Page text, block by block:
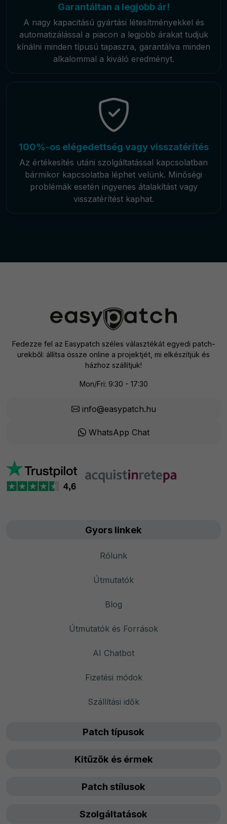
Garantáltan a legjobb ár!
A nagy kapacitású gyártási létesítményekkel és
automatizálással a piacon a legjobb árakat tudjuk
kínálni minden típusú tapaszra, garantálva minden
alkalommal a kiváló eredményt.
100%-os elégedettség vagy visszatérítés
Az értékesítés utáni szolgáltatással kapcsolatban
bármikor kapcsolatba léphet velünk. Minőségi
problémák esetén ingyenes átalakítást vagy
visszatérítést kaphat.
Fedezze fel az Easypatch széles választékát egyedi patch-
urekből: állítsa össze online a projektjét, mi elkészítjük és
házhoz szállítjuk!
Mon/Fri: 9:30 - 17:30
info@easypatch.hu
WhatsApp Chat
Gyors linkek
Rólunk
Útmutatók
Blog
Útmutatók és Források
AI Chatbot
Fizetési módok
Szállítási idők
Patch típusok
Kitűzők és érmek
Patch stílusok
Szolgáltatások